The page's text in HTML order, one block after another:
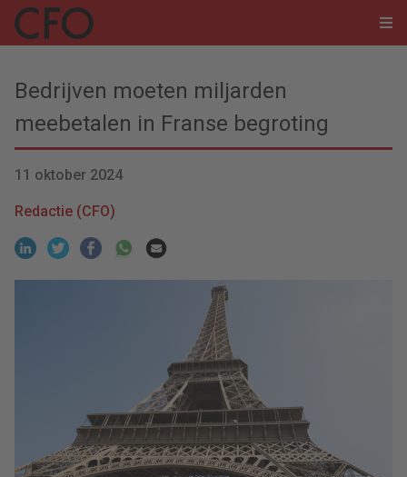
Bedrijven moeten miljarden
meebetalen in Franse begroting
11 oktober 2024
Redactie (CFO)